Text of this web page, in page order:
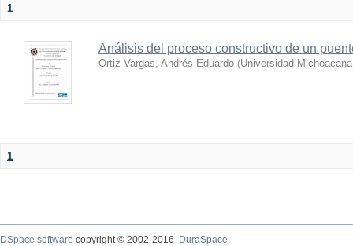
1
Análisis del proceso constructivo de un
Ortiz Vargas, Andrés Eduardo (Universidad
1
DSpace software copyright © 2002-2016
DuraSpace